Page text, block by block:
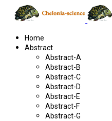
Home
Abstract
Abstract-A
Abstract-B
Abstract-C
Abstract-D
Abstract-E
Abstract-F
Abstract-G